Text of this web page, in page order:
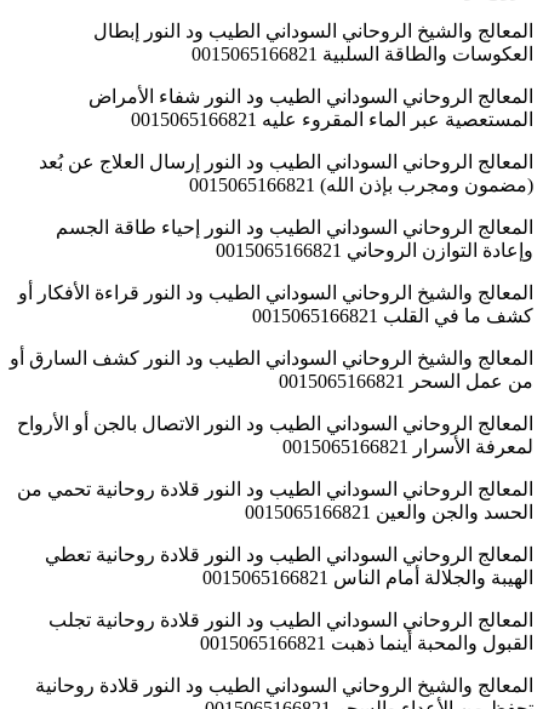
المعالج والشيخ الروحاني السوداني الطيب ود النور إبطال
العكوسات والطاقة السلبية 0015065166821
المعالج الروحاني السوداني الطيب ود النور شفاء الأمراض
المستعصية عبر الماء المقروء عليه 0015065166821
المعالج الروحاني السوداني الطيب ود النور إرسال العلاج عن بُعد
(مضمون ومجرب بإذن الله) 0015065166821
المعالج الروحاني السوداني الطيب ود النور إحياء طاقة الجسم
وإعادة التوازن الروحاني 0015065166821
المعالج والشيخ الروحاني السوداني الطيب ود النور قراءة الأفكار أو
كشف ما في القلب 0015065166821
المعالج والشيخ الروحاني السوداني الطيب ود النور كشف السارق أو
من عمل السحر 0015065166821
المعالج الروحاني السوداني الطيب ود النور الاتصال بالجن أو الأرواح
لمعرفة الأسرار 0015065166821
المعالج الروحاني السوداني الطيب ود النور قلادة روحانية تحمي من
الحسد والجن والعين 0015065166821
المعالج الروحاني السوداني الطيب ود النور قلادة روحانية تعطي
الهيبة والجلالة أمام الناس 0015065166821
المعالج الروحاني السوداني الطيب ود النور قلادة روحانية تجلب
القبول والمحبة أينما ذهبت 0015065166821
المعالج والشيخ الروحاني السوداني الطيب ود النور قلادة روحانية